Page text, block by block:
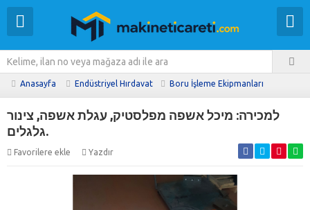
Anasayfa Endüstriyel Hırdavat Boru İşleme Ekipmanları
למכירה: מיכל אשפה מפלסטיק, עגלת אשפה, צינור
גלגלים.
Favorilere ekle Yazdır